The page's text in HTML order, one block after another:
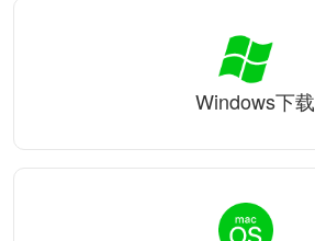
Windows下载